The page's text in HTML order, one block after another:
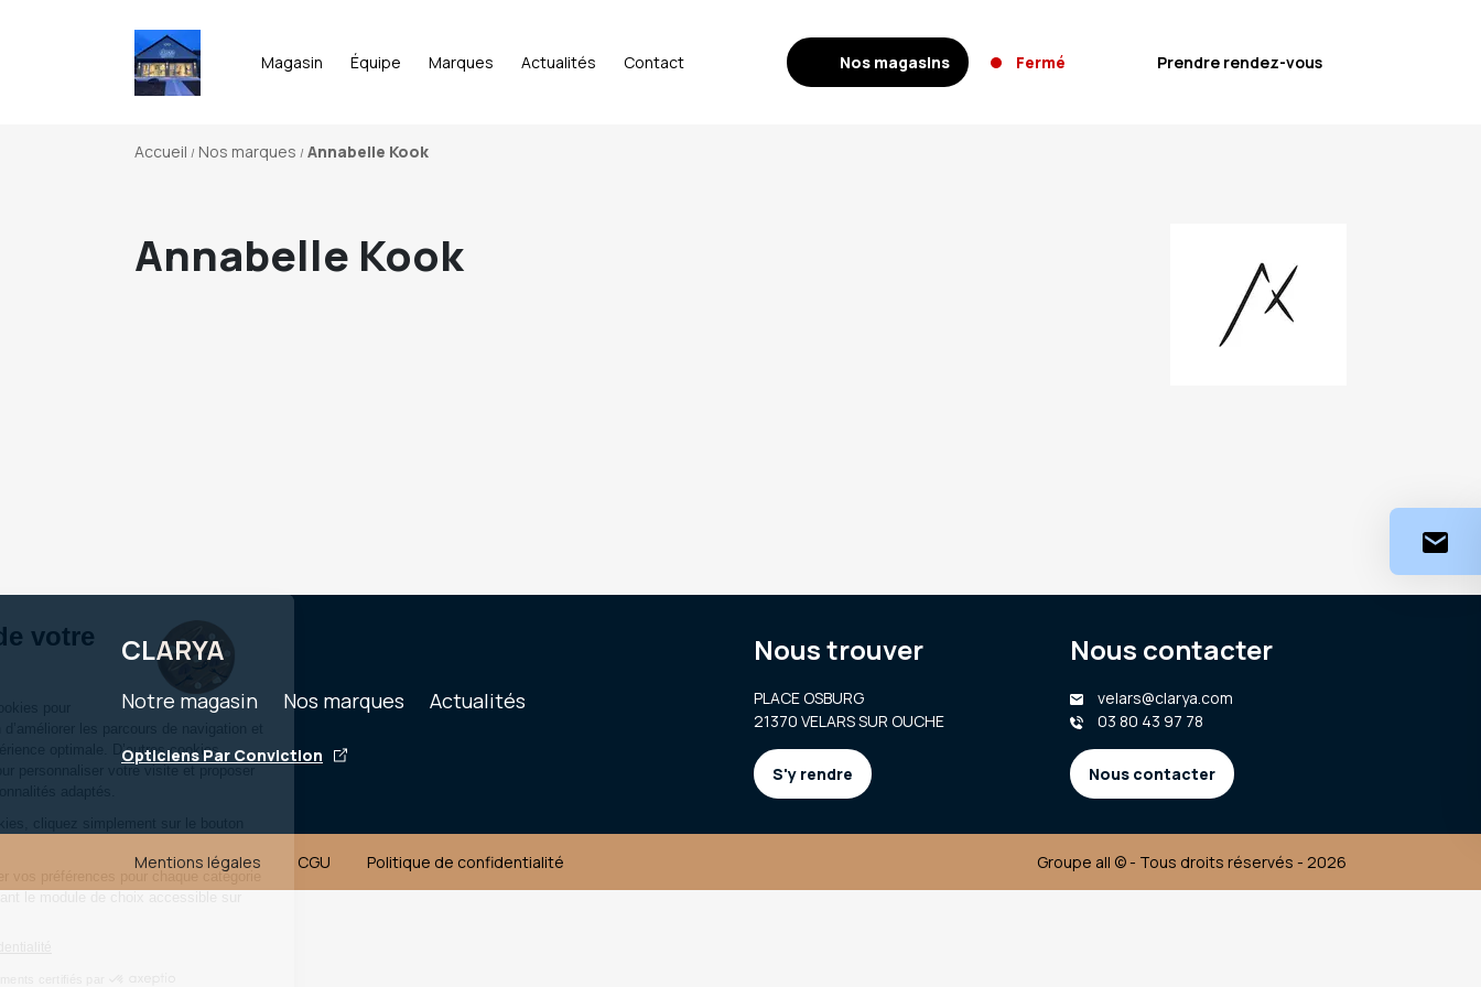
Magasin Équipe Marques Actualités Contact Nos magasins Fermé Prendre rendez-vous
Accueil Nos marques Annabelle Kook
Annabelle Kook
CLARYA
Notre magasin Nos marques Actualités
Opticiens Par Conviction
Nous trouver
PLACE OSBURG
21370 VELARS SUR OUCHE
S'y rendre
Nous contacter
velars@clarya.com
03 80 43 97 78
Nous contacter
Mentions légales CGU Politique de confidentialité Groupe all © - Tous droits réservés - 2026